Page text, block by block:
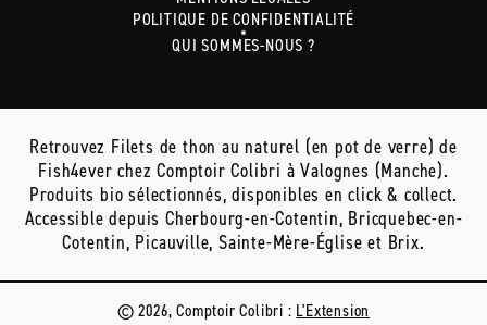
POLITIQUE DE CONFIDENTIALITÉ
QUI SOMMES-NOUS ?
Retrouvez Filets de thon au naturel (en pot de verre) de
Fish4ever chez Comptoir Colibri à Valognes (Manche).
Produits bio sélectionnés, disponibles en click & collect.
Accessible depuis Cherbourg-en-Cotentin, Bricquebec-en-
Cotentin, Picauville, Sainte-Mère-Église et Brix.
© 2026, Comptoir Colibri : L'Extension